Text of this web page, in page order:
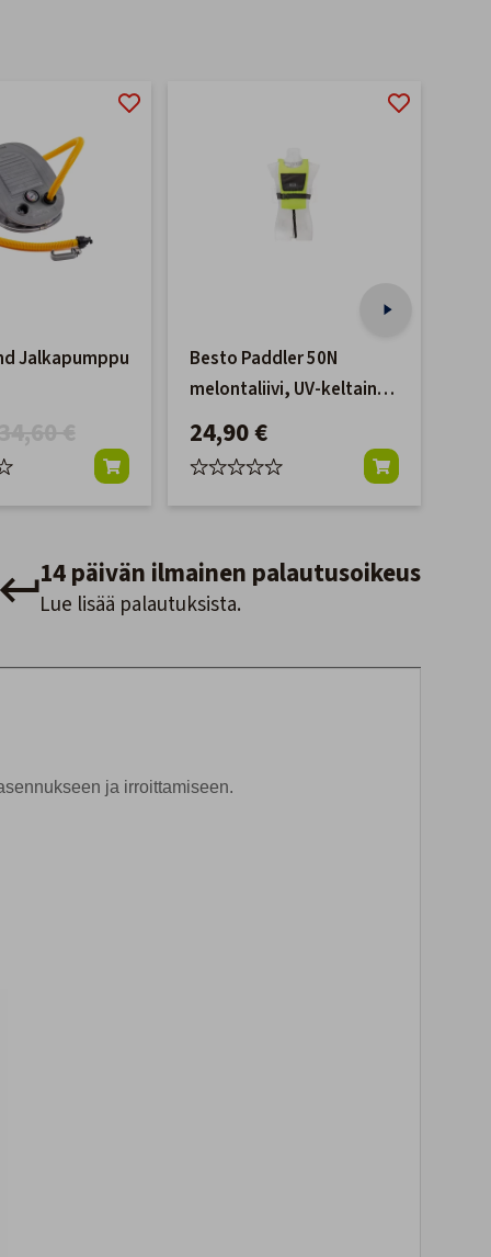
Jalkapumppu
Besto Paddler 50N
melontaliivi, UV-keltainen
40kg+
24,90 €
14 päivän ilmainen palautusoikeus
Lue lisää palautuksista.
ja irroittamiseen.